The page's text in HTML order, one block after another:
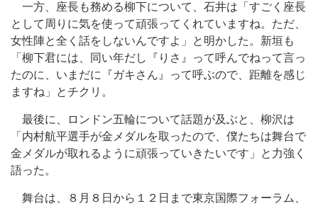
一方、座長も務める柳下について、石井は「すごく座長
として周りに気を使って頑張ってくれていますね。ただ、
女性陣と全く話をしないんですよ」と明かした。新垣も
「柳下君には、同い年だし『りさ』って呼んでねって言っ
たのに、いまだに『ガキさん』って呼ぶので、距離を感じ
ますね」とチクリ。
最後に、ロンドン五輪について話題が及ぶと、柳沢は
「内村航平選手が金メダルを取ったので、僕たちは舞台で
金メダルが取れるように頑張っていきたいです」と力強く
語った。
舞台は、８月８日から１２日まで東京国際フォーラム、